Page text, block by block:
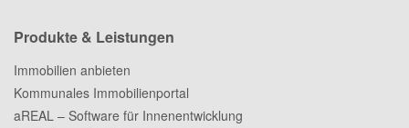
Produkte & Leistungen
Immobilien anbieten
Kommunales Immobilienportal
aREAL – Software für Innenentwicklung